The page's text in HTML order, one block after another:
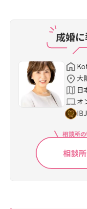
成婚
大
日
オ
相談所
相談